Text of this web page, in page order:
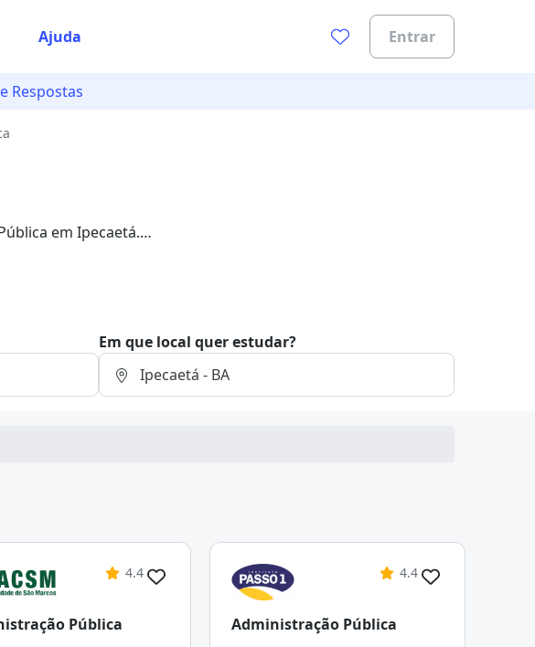
Ajuda Entrar
Respostas
em Ipecaetá.
Em que local quer estudar?
4.4
Pública
4.4
Administração Pública